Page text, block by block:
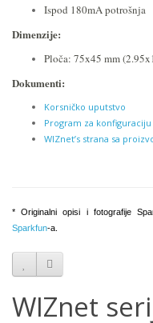
Ispod 180mA potrošnja
Dimenzije:
Ploča: 75x45 mm
Dokumenti:
Korsničko uputstvo
Program za konfiguraciju
WIZnet’s strana sa
* Originalni opisi i fotografije
Sparkfun-a.
WIZnet